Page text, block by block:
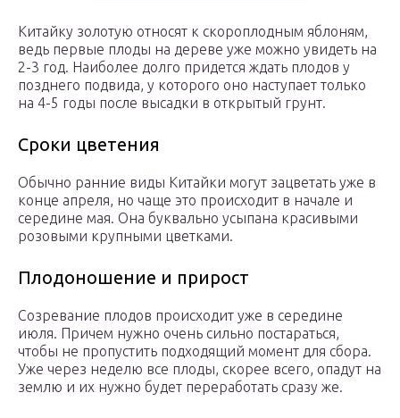
Китайку золотую относят к скороплодным яблоням,
ведь первые плоды на дереве уже можно увидеть на
2-3 год. Наиболее долго придется ждать плодов у
позднего подвида, у которого оно наступает только
на 4-5 годы после высадки в открытый грунт.
Сроки цветения
Обычно ранние виды Китайки могут зацветать уже в
конце апреля, но чаще это происходит в начале и
середине мая. Она буквально усыпана красивыми
розовыми крупными цветками.
Плодоношение и прирост
Созревание плодов происходит уже в середине
июля. Причем нужно очень сильно постараться,
чтобы не пропустить подходящий момент для сбора.
Уже через неделю все плоды, скорее всего, опадут на
землю и их нужно будет переработать сразу же.